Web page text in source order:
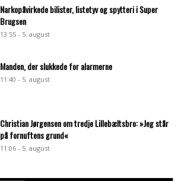
Narkopåvirkede bilister, listetyv og spytteri i Super
Brugsen
13:55 - 5. august
Manden, der slukkede for alarmerne
11:40 - 5. august
Christian Jørgensen om tredje Lillebæltsbro: »Jeg står
på fornuftens grund«
11:06 - 5. august